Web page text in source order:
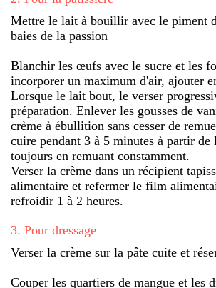
Mettre le lait à bouillir avec le piment
baies de la passion
Blanchir les œufs avec le sucre et les
incorporer un maximum d'air, ajouter
Lorsque le lait bout, le verser
préparation. Enlever les gousses de
crème à ébullition sans cesser de
cuire pendant 3 à 5 minutes à partir
toujours en remuant constamment.
Verser la crème dans un récipient
alimentaire et refermer le film
refroidir 1 à 2 heures.
3. Pour dressage
Verser la crème sur la pâte cuite et
Couper les quartiers de mangue et les